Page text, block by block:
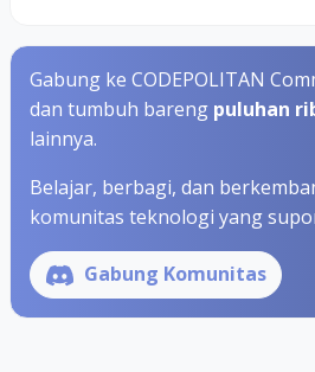
Gabung ke CODEPOLITAN
dan tumbuh bareng puluhan
lainnya.
Belajar, berbagi, dan
komunitas teknologi yang
Gabung Komunitas